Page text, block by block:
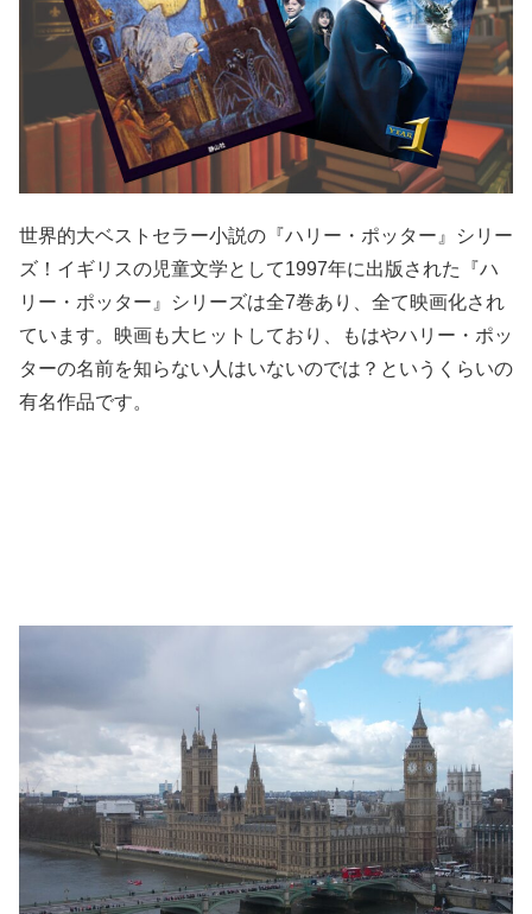
世界的大ベストセラー小説の『ハリー・ポッター』シリー
ズ！イギリスの児童文学として1997年に出版された『ハ
リー・ポッター』シリーズは全7巻あり、全て映画化され
ています。映画も大ヒットしており、もはやハリー・ポッ
ターの名前を知らない人はいないのでは？というくらいの
有名作品です。